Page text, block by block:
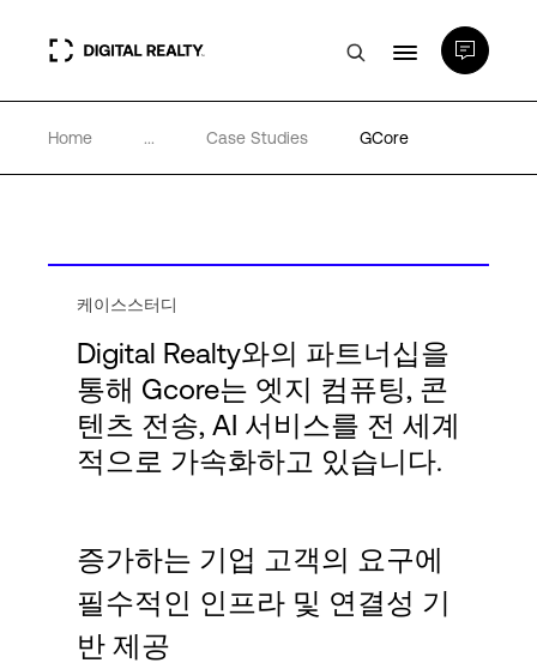
데이터 센터
파트너
전문성 및 리소스
소개
Language
로그인
Home ... Case Studies GCore
케이스스터디
Digital Realty와의 파트너십을
통해 Gcore는 엣지 컴퓨팅, 콘
텐츠 전송, AI 서비스를 전 세계
적으로 가속화하고 있습니다.
증가하는 기업 고객의 요구에
필수적인 인프라 및 연결성 기
반 제공